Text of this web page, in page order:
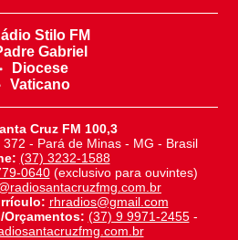
Stilo FM
Gabriel
Diocese
Vaticano
Cruz FM 100,3
- Pará de Minas - MG - Brasil
(37) 3232-1588
0640(exclusivo para ouvintes)
rhradios@gmail.com
Orçamentos: (37) 9 9971-2455-